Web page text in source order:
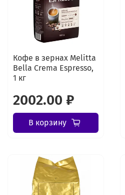
Кофе в зернах Melitta
Bella Crema Espresso,
1 кг
2002.00 ₽
В корзину